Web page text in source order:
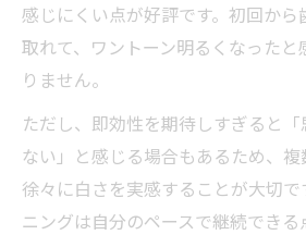
感じにくい点が好評です。初回か
取れて、ワントーン明るくなったと
りません。
ただし、即効性を期待しすぎると
ない」と感じる場合もあるため、
徐々に白さを実感することが大切で
ニングは自分のペースで継続でき